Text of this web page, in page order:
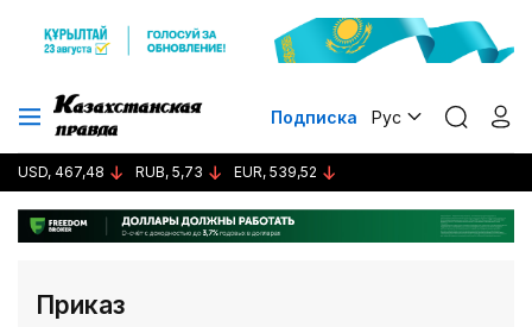
Подписка Рус
USD, 467,48 RUB, 5,73 EUR, 539,52
Приказ